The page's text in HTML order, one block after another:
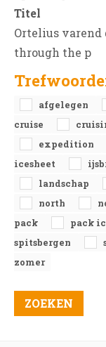
Titel
Ortelius varend
through the p
afgelegen
cruise
expedition
icesheet
landschap
north
pack
pack
spitsbergen
zomer